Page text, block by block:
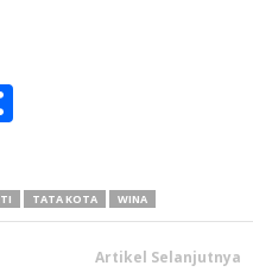
TATA KOTA WINA
Artikel Selanjutnya